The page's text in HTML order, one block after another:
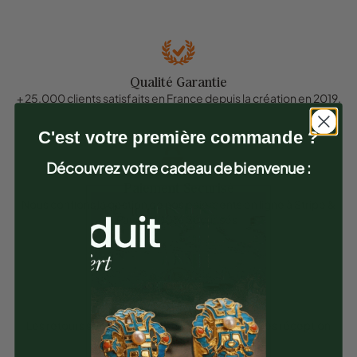
Qualité Garantie
+ 25.000 clients satisfaits en France depuis la création en 2019.
Paypal 100% Sécurisés.
Satisfait ou Remboursé
Les retours sont possible pendant 30 jours après réception
des articles.
C'est votre première commande ?
Découvrez votre cadeau de bienvenue :